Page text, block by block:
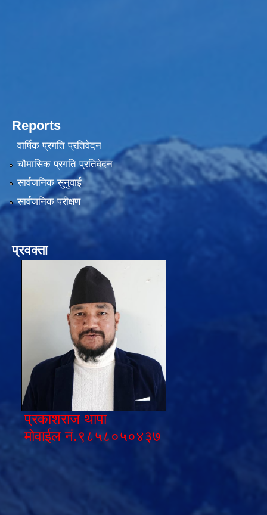
Reports
वार्षिक प्रगति प्रतिवेदन
चौमासिक प्रगति प्रतिवेदन
सार्वजनिक सुनुवाई
सार्वजनिक परीक्षण
प्रवक्ता
प्रकाशराज थापा
मोवाईल नं.९८५८०५०४३७